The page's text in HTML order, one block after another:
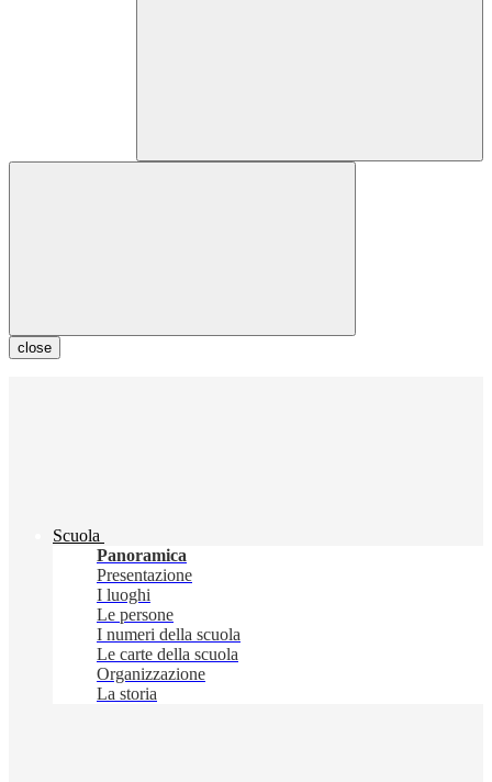
close
Scuola
Panoramica
Presentazione
I luoghi
Le persone
I numeri della scuola
Le carte della scuola
Organizzazione
La storia